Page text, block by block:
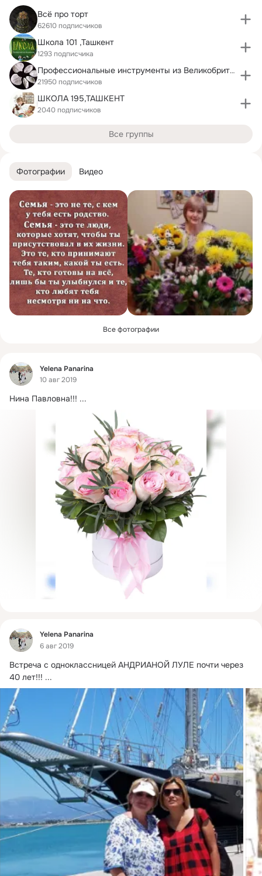
Фотографии Видео
Все фотографии
Фид
Yelena Panarina
10 авг 2019
Нина Павловна!!! ...
Фид
Yelena Panarina
6 авг 2019
Встреча с одноклассницей АНДРИАНОЙ ЛУЛЕ почти через
40 лет!!! ...
Всё про торт
62610 подписчиков
Школа 101 ,Ташкент
1293 подписчика
Профессиональные инструменты из Великобритании
21950 подписчиков
ШКОЛА 195,ТАШКЕНТ
2040 подписчиков
Все группы